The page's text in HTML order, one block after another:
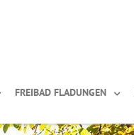
FREIBAD FLADUNGEN